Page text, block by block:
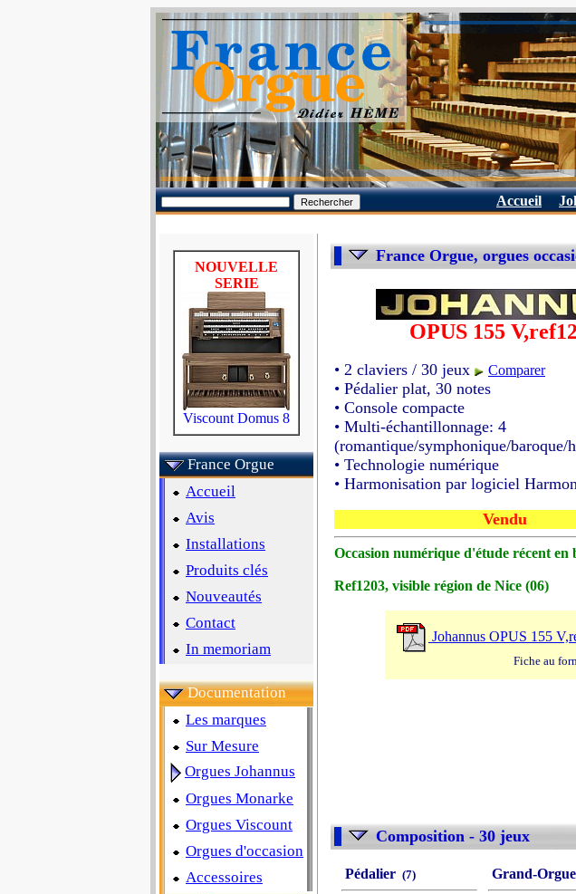
Accueil
NOUVELLE
SERIE
Viscount Domus 8
France Orgue
Accueil
Avis
Installations
Produits clés
Nouveautés
Contact
In memoriam
Documentation
Les marques
Sur Mesure
Orgues Johannus
Orgues Monarke
Orgues Viscount
Orgues d'occasion
Accessoires
France Orgue, orgues
OPUS 155
• 2 claviers / 30 jeux Comparer
• Pédalier plat, 30 notes
• Console compacte
• Multi-échantillonnage: 4
(romantique/symphonique/baroque/
• Technologie numérique
• Harmonisation par logiciel
Vendu
Occasion numérique d'étude récent en
Ref1203, visible région de Nice (06)
Johannus OPUS 155
Fiche au
Composition - 30 jeux
Pédalier (7) Grand-Orgue